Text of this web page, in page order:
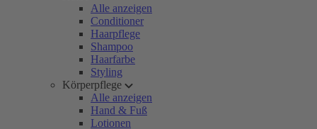
Alle anzeigen
Conditioner
Haarpflege
Shampoo
Haarfarbe
Styling
Körperpflege
Alle anzeigen
Hand & Fuß
Lotionen